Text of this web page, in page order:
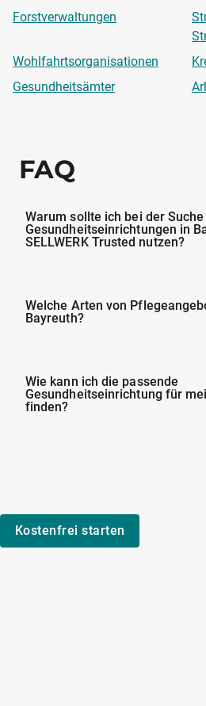
Forstverwaltungen
Wohlfahrtsorganisationen
Gesundheitsämter
FAQ
Warum sollte ich bei der
Gesundheitseinrichtungen in
SELLWERK Trusted nutzen?
Welche Arten von
Bayreuth?
Wie kann ich die passende
Gesundheitseinrichtung für
finden?
Kostenfrei starten